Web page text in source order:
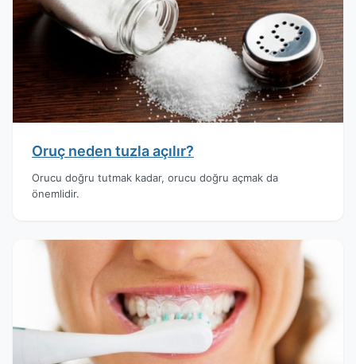
Oruç neden tuzla açılır?
Orucu doğru tutmak kadar, orucu doğru açmak da
önemlidir.